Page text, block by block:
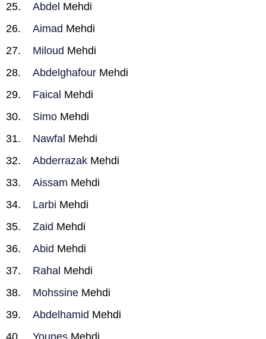
Abdel Mehdi
Aimad Mehdi
Miloud Mehdi
Abdelghafour Mehdi
Faical Mehdi
Simo Mehdi
Nawfal Mehdi
Abderrazak Mehdi
Aissam Mehdi
Larbi Mehdi
Zaid Mehdi
Abid Mehdi
Rahal Mehdi
Mohssine Mehdi
Abdelhamid Mehdi
Younes Mehdi